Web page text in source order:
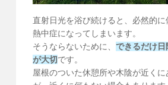
直射日光を浴び続けると、必然的に
熱中症になってしまいます。
そうならないために、 できるだけ日
が大切です。
屋根のついた休憩所や木陰が近く